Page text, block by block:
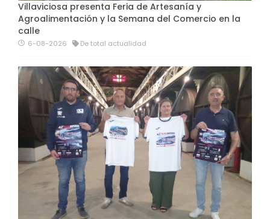
Villaviciosa presenta Feria de Artesanía y
Agroalimentación y la Semana del Comercio en la
calle
6-08-2026 De total actualidad